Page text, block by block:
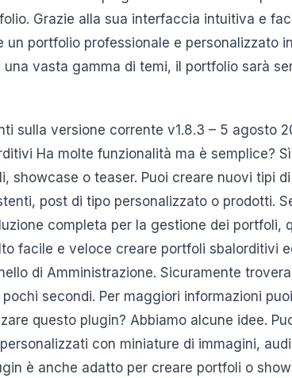
Grazie alla sua interfaccia intuitiva e
un portfolio professionale e personalizzato
vasta gamma di temi, il portfolio sarà
sulla versione corrente v1.8.3 – 5 agosto
Ha molte funzionalità ma è semplice?
showcase o teaser. Puoi creare nuovi tipi
post di tipo personalizzato o prodotti.
completa per la gestione dei portfoli,
facile e veloce creare portfoli sbalorditivi
di Amministrazione. Sicuramente
secondi. Per maggiori informazioni
questo plugin? Abbiamo alcune idee.
con miniature di immagini,
è anche adatto per creare portfoli o